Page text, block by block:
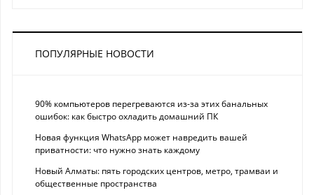
ПОПУЛЯРНЫЕ НОВОСТИ
90% компьютеров перегреваются из-за этих банальных
ошибок: как быстро охладить домашний ПК
Новая функция WhatsApp может навредить вашей
приватности: что нужно знать каждому
Новый Алматы: пять городских центров, метро, трамваи и
общественные пространства